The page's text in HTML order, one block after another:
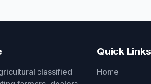
classified
Quick Links
Home